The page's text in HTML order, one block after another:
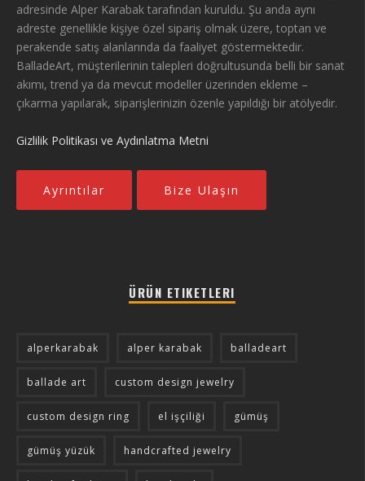
adresinde Alper Karabak tarafından kuruldu. Şu anda aynı
adreste genellikle kişiye özel sipariş olmak üzere, toptan ve
perakende satış alanlarında da faaliyet göstermektedir.
BalladeArt, müşterilerinin talepleri doğrultusunda belli bir sanat
akımı, trend ya da mevcut modeller üzerinden ekleme –
çıkarma yapılarak, siparişlerinizin özenle yapıldığı bir atölyedir.
Gizlilik Politikası ve Aydınlatma Metni
Ayrıntılar Bize Ulaşın
ÜRÜN ETIKETLERI
alperkarabak alper karabak balladeart
ballade art custom design jewelry
custom design ring el işçiliği gümüş
gümüş yüzük handcrafted jewelry